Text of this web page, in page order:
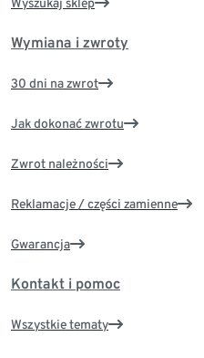
Wymiana i zwroty
30 dni na zwrot
Jak dokonać zwrotu
Zwrot należności
Reklamacje / części zamienne
Gwarancja
Kontakt i pomoc
Wszystkie tematy